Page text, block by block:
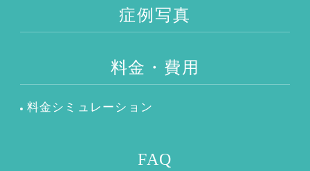
症例写真
料金・費用
料金シミュレーション
FAQ